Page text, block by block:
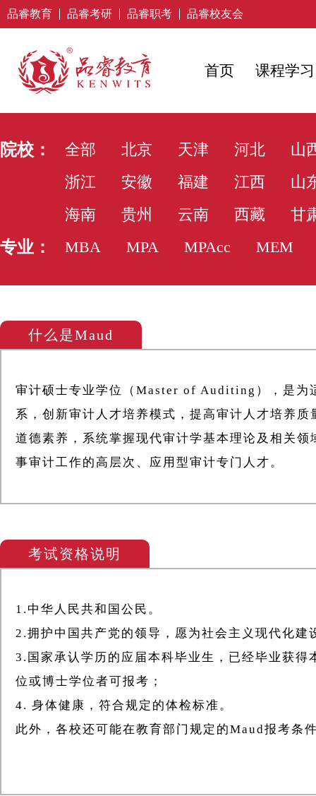
品睿教育 品睿考研 品睿职考 品睿校友会
首页 课程学习
院校： 全部 北京 天津 河北
山
浙江
安徽 福建 江西
山
海南
贵州 云南 西藏 甘
专业： MBA MPA MPAcc MEM
什么是Maud
审计硕士专业学位（Master of Auditing），是为
系，创新审计人才培养模式，提高审计人才培养
道德素养，系统掌握现代审计学基本理论及相关
事审计工作的高层次、应用型审计专门人才。
考试资格说明
1.中华人民共和国公民。
2.拥护中国共产党的领导，愿为社会主义现代化建
3.国家承认学历的应届本科毕业生，已经毕业获
位或博士学位者可报考；
4. 身体健康，符合规定的体检标准。
此外，各校还可能在教育部门规定的Maud报考条